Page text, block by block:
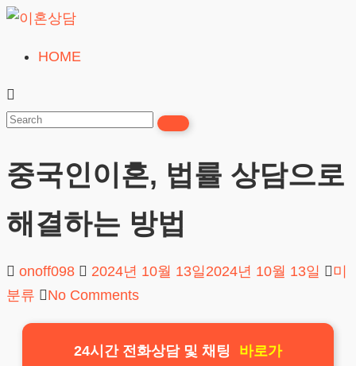
Skip
content
혼
상
24시간365일
HOME
중국인이혼, 법률 상담으로
해결하는 방법
onoff098 2024년 10월 13일 2024년 10월 13일
미
분류
No Comments
24시간 전화상담 및 채팅
바로가